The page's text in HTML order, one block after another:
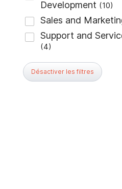
Désactiver les filtres